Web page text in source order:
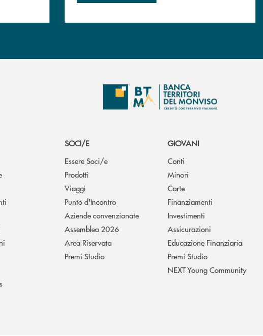
SOCI/E
Essere Soci/e
Prodotti
Viaggi
Punto d'Incontro
Aziende convenzionate
Assemblea 2026
Area Riservata
Premi Studio
GIOVANI
Conti
Minori
Carte
Finanziamenti
Investimenti
Assicurazioni
Educazione Finanziaria
Premi Studio
NEXT Young Community